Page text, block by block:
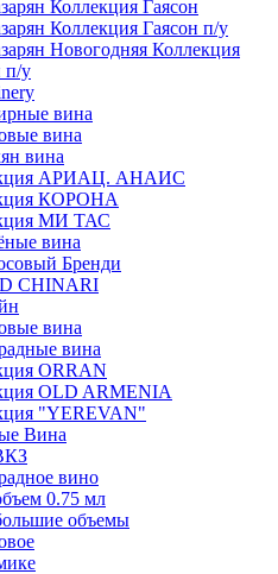
Коллекция Гаясон
Коллекция Гаясон п/у
Новогодняя Коллекция
п/у
вина
вина
вина
АРИАЦ. АНАИС
КОРОНА
МИ ТАС
вина
Бренди
CHINARI
вина
вина
ORRAN
OLD ARMENIA
"YEREVAN"
Вина
вино
0.75 мл
объемы